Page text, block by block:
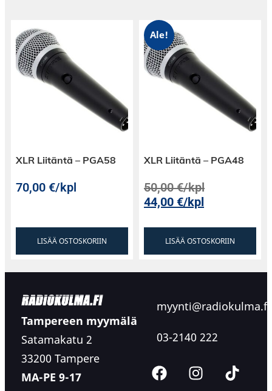
XLR Liitäntä – PGA58
70,00€/kpl
LISÄÄ OSTOSKORIIN
Ale!
XLR Liitäntä – PGA48
50,00€/kpl
44,00€/kpl
LISÄÄ OSTOSKORIIN
Tampereen myymälä
Satamakatu 2
33200 Tampere
MA-PE 9-17
myynti@radiokulma.fi
03-2140 222